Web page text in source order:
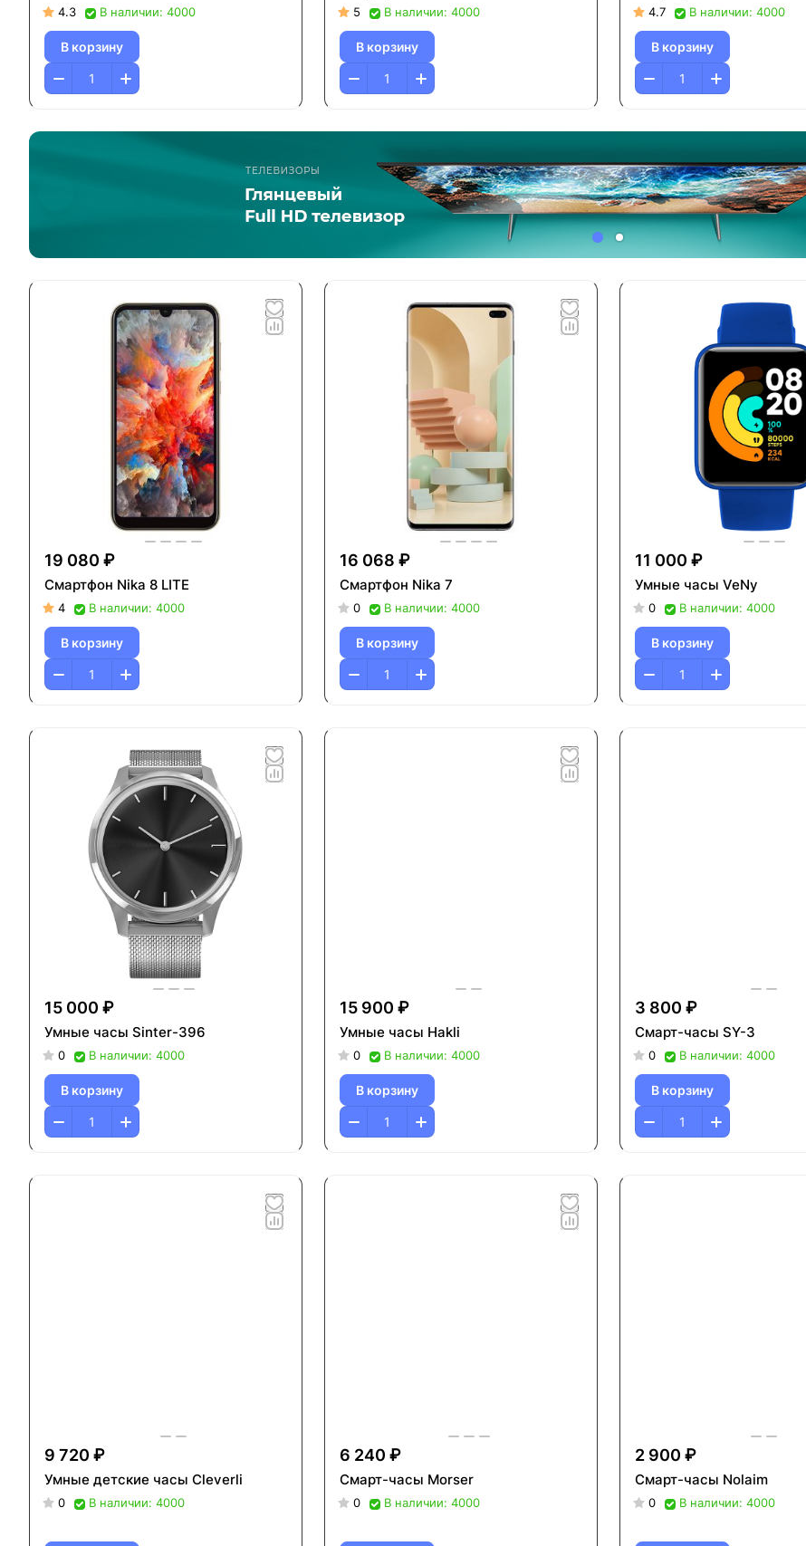
4.3 В наличии: 4000
В корзину
5 В наличии: 4000
В корзину
4.7 В наличии: 4000
В корзину
19 080 ₽
Смартфон Nika 8 LITE
4 В наличии: 4000
В корзину
16 068 ₽
Смартфон Nika 7
0 В наличии: 4000
В корзину
11 000 ₽
Умные часы VeNy
0 В наличии: 4000
В корзину
15 000 ₽
Умные часы Sinter-396
0 В наличии: 4000
В корзину
15 900 ₽
Умные часы Hakli
0 В наличии: 4000
В корзину
3 800 ₽
Смарт-часы SY-3
0 В наличии: 4000
В корзину
9 720 ₽
Умные детские часы Cleverli
0 В наличии: 4000
6 240 ₽
Смарт-часы Morser
0 В наличии: 4000
2 900 ₽
Смарт-часы Nolaim
0 В наличии: 4000